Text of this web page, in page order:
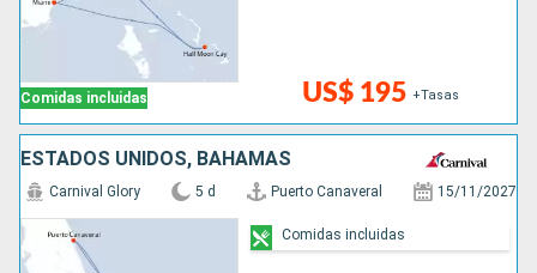
Comidas incluidas US$ 195 +Tasas
ESTADOS UNIDOS, BAHAMAS
Carnival Glory 5 d Puerto Canaveral 15/11/2027
Comidas incluidas